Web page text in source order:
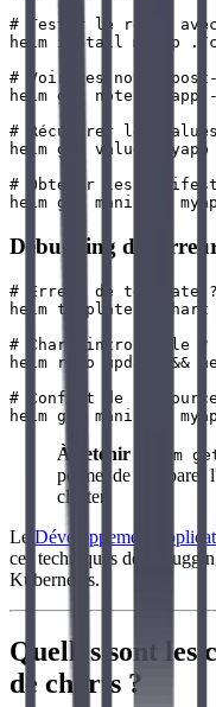
# Tester le rendu avec
helm install myapp ./
# Voir les notes
helm get notes myapp
# Récupérer les
helm get values
# Obtenir les
Debugging des
# Erreur de template ?
helm template ./
# Chart introuvable ?
helm repo update &&
# Conflit de
À retenir helm
permet de comparer
cluster.
Le Développement
ces techniques de
Kubernetes.
Quelles sont les
de charts ?